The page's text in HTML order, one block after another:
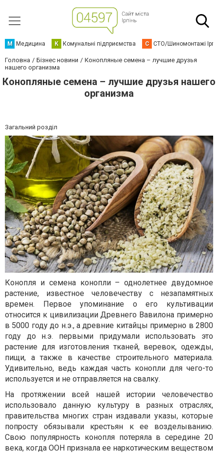
М Медицина К Комунальні підприємства С СТО/Шиномонтажі
Головна Бізнес новини
Конопляные семена – лучшие друзья
нашего организма
Конопляные семена – лучшие друзья нашего
организма
Загальний розділ
Конопля и семена конопли – однолетнее двудомное
растение, известное человечеству с незапамятных
времен. Первое упоминание о его культивации
относится к цивилизации Древнего Вавилона примерно
в 5000 году до н.э., а древние китайцы примерно в 2800
году до н.э. первыми придумали использовать это
растение для изготовления тканей, веревок, одежды,
пищи, а также в качестве строительного материала.
Удивительно, ведь каждая часть конопли для чего-то
используется и не отправляется на свалку.
На протяжении всей нашей истории человечество
использовало данную культуру в разных отраслях,
правительства многих стран издавали указы, которые
попросту обязывали крестьян к ее возделыванию.
Свою популярность конопля потеряла в середине 20
века, когда ООН признала ее наркотическим веществом